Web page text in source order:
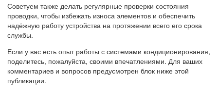
Советуем также делать регулярные проверки состояния
проводки, чтобы избежать износа элементов и обеспечить
надёжную работу устройства на протяжении всего его срока
службы.
Если у вас есть опыт работы с системами кондиционирования,
поделитесь, пожалуйста, своими впечатлениями. Для ваших
комментариев и вопросов предусмотрен блок ниже этой
публикации.